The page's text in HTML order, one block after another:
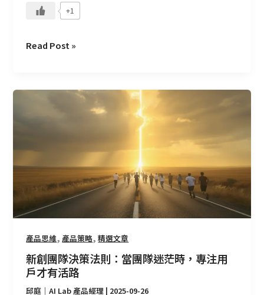
+1
值
Read Post »
產品思維, 產品策略,精選文章
新創團隊決策法則：當團隊迷茫時，專注用
戶才有活路
邱庭｜AI Lab 產品經理 | 2025-09-26
決
策
則：
當
隊
迷
茫
時，